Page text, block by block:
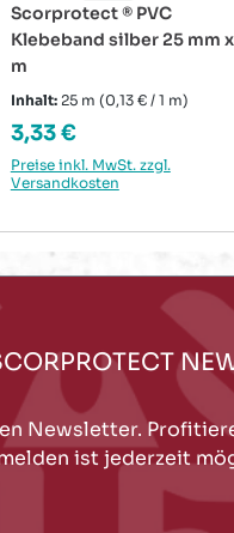
Scorprotect ® PVC
Klebeband silber 25 mm
m
Inhalt: 25 m (0,13 € / 1 m)
Regulärer Preis:
3,33 €
Preise inkl. MwSt. zzgl.
Versandkosten
Newsletter.
ist jederzeit